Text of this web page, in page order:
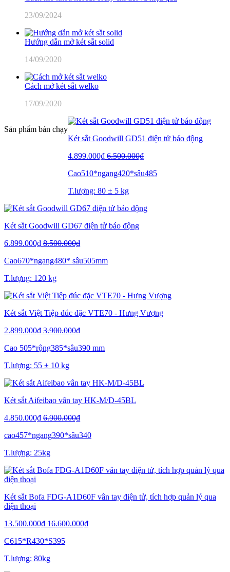
23/09/2024
Hướng dẫn mở két sắt solid
14/09/2020
Cách mở két sắt welko
17/09/2020
Sản phẩm bán chạy
Két sắt Goodwill GD51 điện tử báo động
4.899.000₫ 6.500.000₫
Cao510*ngang420*sâu485
T.lượng: 80 ± 5 kg
Két sắt Goodwill GD67 điện tử báo động
6.899.000₫ 8.500.000₫
Cao670*ngang480* sâu505mm
T.lượng: 120 kg
Két sắt Việt Tiệp đúc đặc VTE70 - Hưng Vượng
2.899.000₫ 3.900.000₫
Cao 505*rộng385*sâu390 mm
T.lượng: 55 ± 10 kg
Két sắt Aifeibao vân tay HK-M/D-45BL
4.850.000₫ 6.900.000₫
cao457*ngang390*sâu340
T.lượng: 25kg
Két sắt Bofa FDG-A1D60F vân tay điện tử, tích hợp quản lý qua
điện thoại
13.500.000₫ 16.600.000₫
C615*R430*S395
T.lượng: 80kg